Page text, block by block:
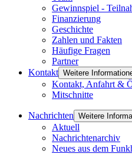
Gewinnspiel -
Finanzierung
Geschichte
Zahlen und Fakten
Häufige Fragen
Partner
Kontakt Weitere
Kontakt, Anfahrt &
Mitschnitte
Nachrichten Weitere
Aktuell
Nachrichtenarchiv
Neues aus dem